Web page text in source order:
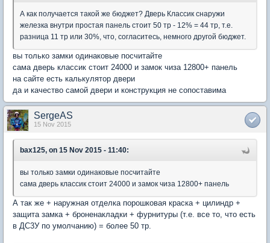
А как получается такой же бюджет? Дверь Классик снаружи
железка внутри простая панель стоит 50 тр - 12% = 44 тр, т.е.
разница 11 тр или 30%, что, согласитесь, немного другой бюджет.
вы только замки одинаковые посчитайте
сама дверь классик стоит 24000 и замок чиза 12800+ панель
на сайте есть калькулятор двери
да и качество самой двери и конструкция не сопоставима
SergeAS
15 Nov 2015
bax125, on 15 Nov 2015 - 11:40:
вы только замки одинаковые посчитайте
сама дверь классик стоит 24000 и замок чиза 12800+ панель
А так же + наружная отделка порошковая краска + цилиндр +
защита замка + броненакладки + фурнитуры (т.е. все то, что есть
в ДС3У по умолчанию) = более 50 тр.